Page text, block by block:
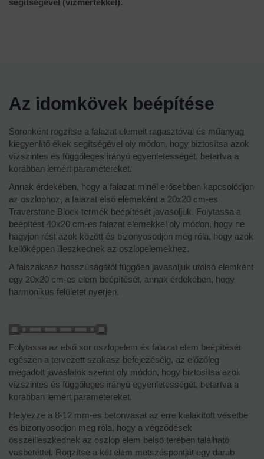
segítségével (vízmértékkel).
Az idomkövek beépítése
Soronként rögzítse a falazat elemeit ragasztóval és műanyag
kiegyenlítő ékek segítségével oly módon, hogy biztosítsa azok
vízszintes és függőleges irányú egyenletességét, betartva a
korábban lemért paramétereket.
Annak érdekében, hogy a falazat minél erősebben kapcsolódjon
az oszlophoz, a falazat első elemeként a 20x20 cm-es
Traverstone Block termék beépítését javasoljuk. Folytassa a
beépítést 40x20 cm-es falazat elemekkel oly módon, hogy ne
hagyjon rést azok között és bizonyosodjon meg róla, hogy azok
kellőképpen illeszkednek az oszlopelemekhez.
A falszakasz hosszúságától függően javasoljuk utolsó elemként
egy 20x20 cm-es elem beépítését, annak érdekében, hogy
harmonikus felületet nyerjen.
Folytassa az első sor oszlopelem és falazat elem beépítését
egészen a tervezett szakasz befejezéséig, az előzőleg
megadott javaslatok szerint oly módon, hogy biztosítsa azok
vízszintes és függőleges irányú egyenletességét, betartva a
korábban lemért paramétereket.
Helyezze a 8-12 mm-es betonvasat az erre kialakított vésetbe
és bizonyosodjon meg róla, hogy a végződések
összeilleszkednek az oszlop elem belső terében található
vasbetéttel. Rögzítse a két elem metszéspontját egy darab